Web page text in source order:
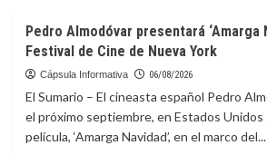
de
Cine
de
incluirá
documental
sobre
Pedro Almodóvar presentará ‘Amarga
Festival de Cine de Nueva York
Cápsula Informativa 06/08/2026
El Sumario – El cineasta español Pedro
el próximo septiembre, en Estados
película, ‘Amarga Navidad’, en el marco del...